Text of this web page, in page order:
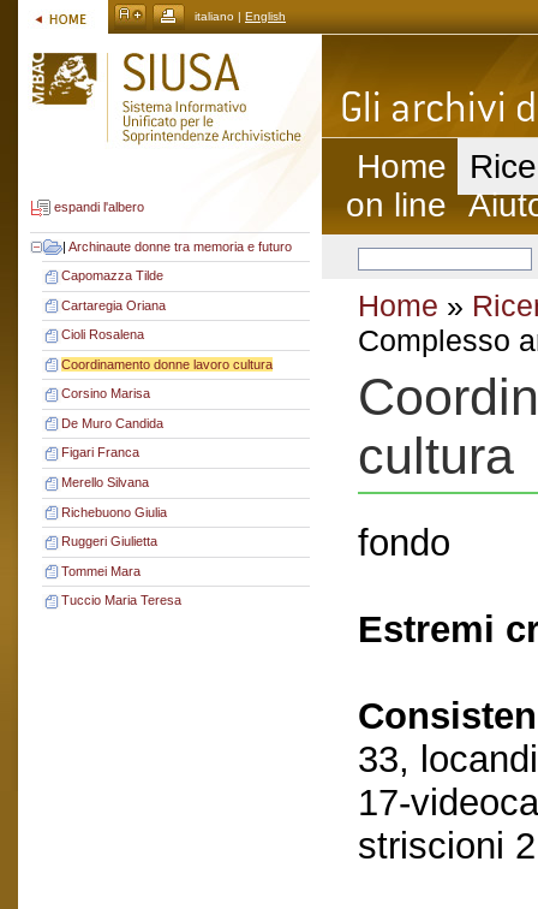
italiano | English
espandi l'albero
| Archinaute donne tra memoria e futuro
Capomazza Tilde
Cartaregia Oriana
Cioli Rosalena
Coordinamento donne lavoro cultura
Corsino Marisa
De Muro Candida
Figari Franca
Merello Silvana
Richebuono Giulia
Ruggeri Giulietta
Tommei Mara
Tuccio Maria Teresa
Home
on line
Home »
Complesso
cultura
fondo
Estremi
33,
17-
striscioni